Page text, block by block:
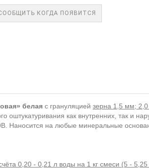
КОГДА ПОЯВИТСЯ
белая с грануляцией зерна 1,5 мм;
оштукатуривания как внутренних, так и
Наносится на любые минеральные
0,20 - 0,21 л воды на 1 кг смеси (5 -